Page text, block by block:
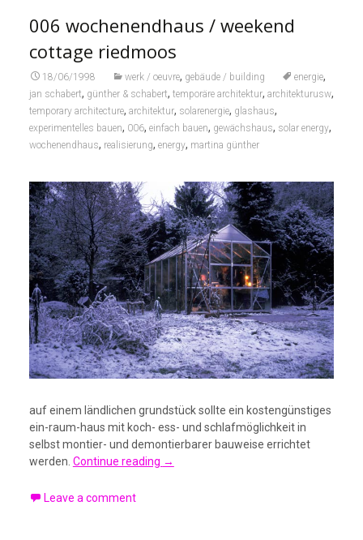
006 wochenendhaus / weekend
cottage riedmoos
18/06/1998 werk / oeuvre, gebäude / building energie,
jan schabert, günther & schabert, temporäre architektur, architekturusw,
temporary architecture, architektur, solarenergie, glashaus,
experimentelles bauen, 006, einfach bauen, gewächshaus, solar energy,
wochenendhaus, realisierung, energy, martina günther
auf einem ländlichen grundstück sollte ein kostengünstiges
ein-raum-haus mit koch- ess- und schlafmöglichkeit in
selbst montier- und demontierbarer bauweise errichtet
werden. Continue reading →
Leave a comment